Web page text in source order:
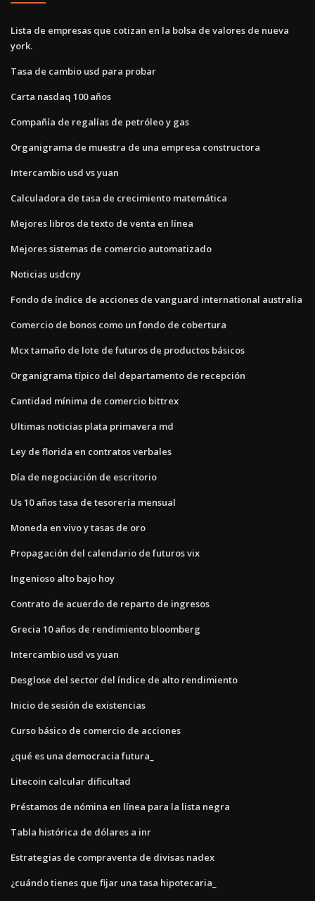
Lista de empresas que cotizan en la bolsa de valores de nueva
york.
Tasa de cambio usd para probar
Carta nasdaq 100 años
Compañía de regalías de petróleo y gas
Organigrama de muestra de una empresa constructora
Intercambio usd vs yuan
Calculadora de tasa de crecimiento matemática
Mejores libros de texto de venta en línea
Mejores sistemas de comercio automatizado
Noticias usdcny
Fondo de índice de acciones de vanguard international australia
Comercio de bonos como un fondo de cobertura
Mcx tamaño de lote de futuros de productos básicos
Organigrama típico del departamento de recepción
Cantidad mínima de comercio bittrex
Ultimas noticias plata primavera md
Ley de florida en contratos verbales
Día de negociación de escritorio
Us 10 años tasa de tesorería mensual
Moneda en vivo y tasas de oro
Propagación del calendario de futuros vix
Ingenioso alto bajo hoy
Contrato de acuerdo de reparto de ingresos
Grecia 10 años de rendimiento bloomberg
Intercambio usd vs yuan
Desglose del sector del índice de alto rendimiento
Inicio de sesión de existencias
Curso básico de comercio de acciones
¿qué es una democracia futura_
Litecoin calcular dificultad
Préstamos de nómina en línea para la lista negra
Tabla histórica de dólares a inr
Estrategias de compraventa de divisas nadex
¿cuándo tienes que fijar una tasa hipotecaria_